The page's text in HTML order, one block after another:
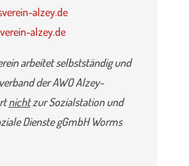
alzey.de
alzey.de
arbeitet selbstständig und
der AWO Alzey-
nichtzur Sozialstation und
Dienste gGmbH Worms